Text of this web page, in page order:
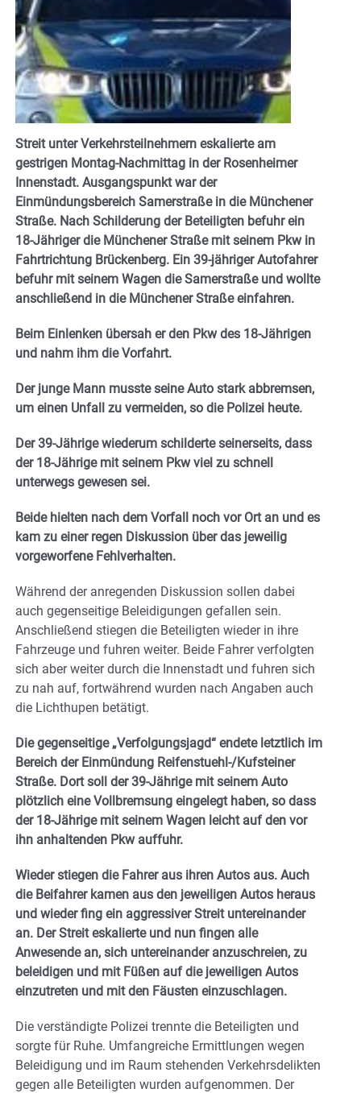
Streit unter Verkehrsteilnehmern eskalierte am
gestrigen Montag-Nachmittag in der Rosenheimer
Innenstadt. Ausgangspunkt war der
Einmündungsbereich Samerstraße in die Münchener
Straße. Nach Schilderung der Beteiligten befuhr ein
18-Jähriger die Münchener Straße mit seinem Pkw in
Fahrtrichtung Brückenberg. Ein 39-jähriger Autofahrer
befuhr mit seinem Wagen die Samerstraße und wollte
anschließend in die Münchener Straße einfahren.
Beim Einlenken übersah er den Pkw des 18-Jährigen
und nahm ihm die Vorfahrt.
Der junge Mann musste seine Auto stark abbremsen,
um einen Unfall zu vermeiden, so die Polizei heute.
Der 39-Jährige wiederum schilderte seinerseits, dass
der 18-Jährige mit seinem Pkw viel zu schnell
unterwegs gewesen sei.
Beide hielten nach dem Vorfall noch vor Ort an und es
kam zu einer regen Diskussion über das jeweilig
vorgeworfene Fehlverhalten.
Während der anregenden Diskussion sollen dabei
auch gegenseitige Beleidigungen gefallen sein.
Anschließend stiegen die Beteiligten wieder in ihre
Fahrzeuge und fuhren weiter. Beide Fahrer verfolgten
sich aber weiter durch die Innenstadt und fuhren sich
zu nah auf, fortwährend wurden nach Angaben auch
die Lichthupen betätigt.
Die gegenseitige „Verfolgungsjagd“ endete letztlich im
Bereich der Einmündung Reifenstuehl-/Kufsteiner
Straße. Dort soll der 39-Jährige mit seinem Auto
plötzlich eine Vollbremsung eingelegt haben, so dass
der 18-Jährige mit seinem Wagen leicht auf den vor
ihn anhaltenden Pkw auffuhr.
Wieder stiegen die Fahrer aus ihren Autos aus. Auch
die Beifahrer kamen aus den jeweiligen Autos heraus
und wieder fing ein aggressiver Streit untereinander
an. Der Streit eskalierte und nun fingen alle
Anwesende an, sich untereinander anzuschreien, zu
beleidigen und mit Füßen auf die jeweiligen Autos
einzutreten und mit den Fäusten einzuschlagen.
Die verständigte Polizei trennte die Beteiligten und
sorgte für Ruhe. Umfangreiche Ermittlungen wegen
Beleidigung und im Raum stehenden Verkehrsdelikten
gegen alle Beteiligten wurden aufgenommen. Der